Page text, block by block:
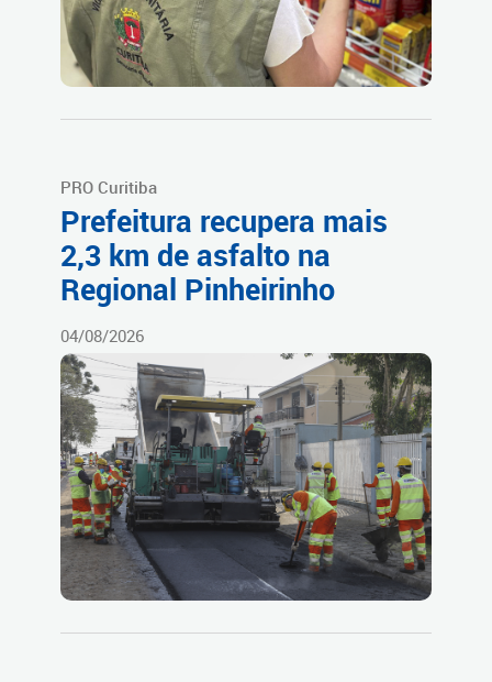
PRO Curitiba
Prefeitura recupera mais
2,3 km de asfalto na
Regional Pinheirinho
04/08/2026